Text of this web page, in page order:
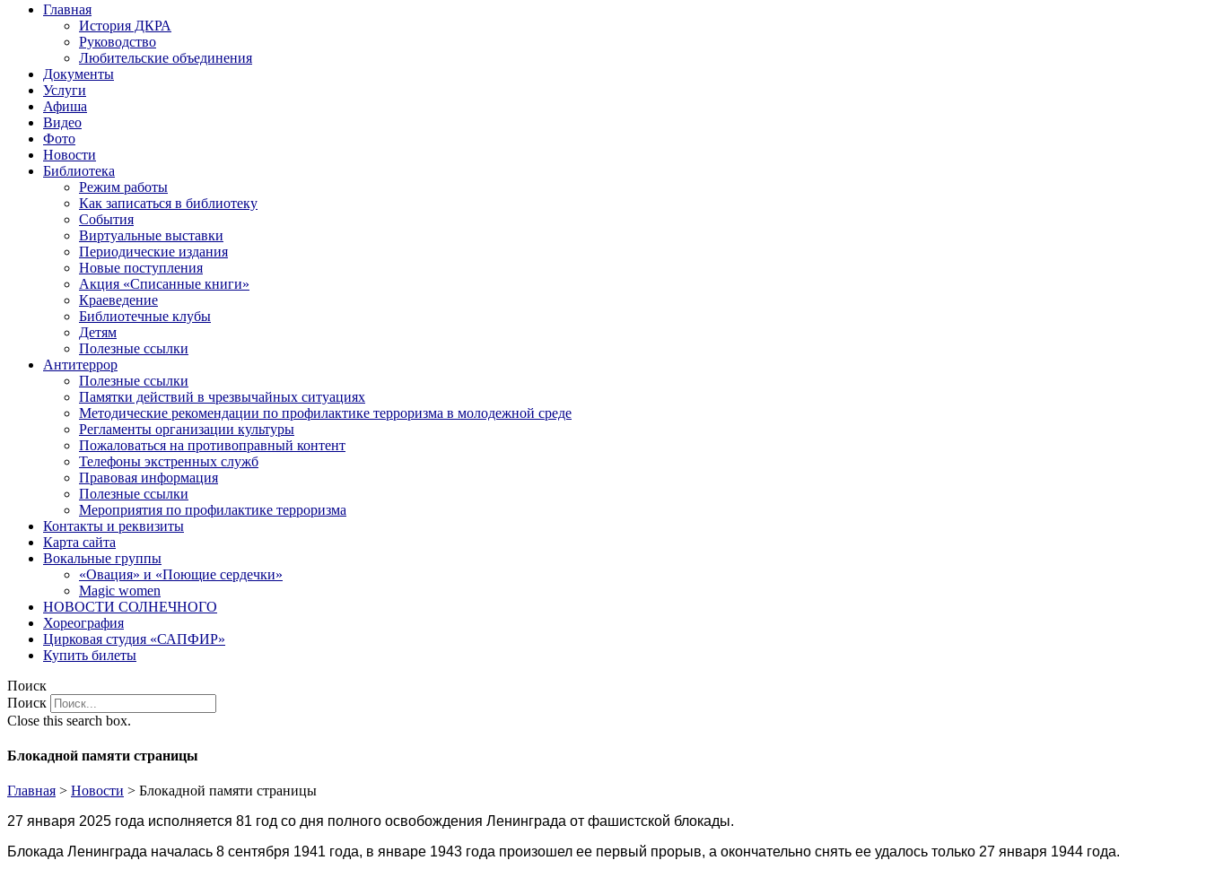
Главная
История ДКРА
Руководство
Любительские объединения
Документы
Услуги
Афиша
Видео
Фото
Новости
Библиотека
Режим работы
Как записаться в библиотеку
События
Виртуальные выставки
Периодические издания
Новые поступления
Акция «Списанные книги»
Краеведение
Библиотечные клубы
Детям
Полезные ссылки
Антитеррор
Полезные ссылки
Памятки действий в чрезвычайных ситуациях
Методические рекомендации по профилактике терроризма в молодежной среде
Регламенты организации культуры
Пожаловаться на противоправный контент
Телефоны экстренных служб
Правовая информация
Полезные ссылки
Мероприятия по профилактике терроризма
Контакты и реквизиты
Карта сайта
Вокальные группы
«Овация» и «Поющие сердечки»
Magic women
НОВОСТИ СОЛНЕЧНОГО
Хореография
Цирковая студия «САПФИР»
Купить билеты
Поиск
Поиск
Close this search box.
Блокадной памяти страницы
Главная > Новости > Блокадной памяти страницы
27 января 2025 года исполняется 81 год со дня полного освобождения Ленинграда от фашистской блокады.
Блокада Ленинграда началась 8 сентября 1941 года, в январе 1943 года произошел ее первый прорыв, а окончательно снять ее удалось только 27 января 1944 года.